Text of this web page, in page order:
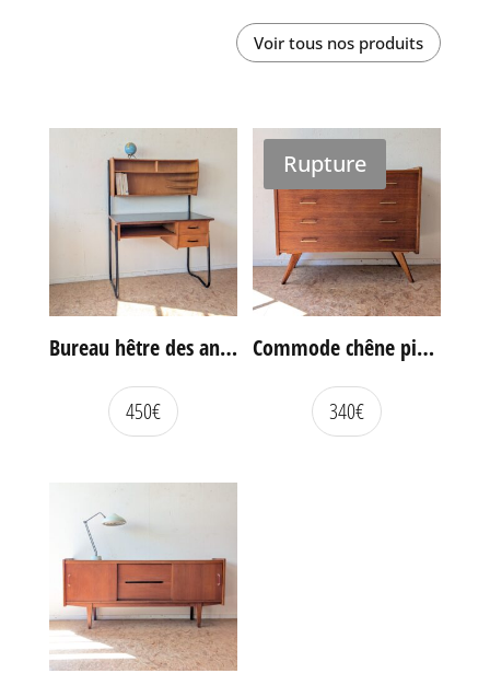
Voir tous nos produits
Bureau hêtre des années 60
450€
Rupture
Commode chêne pieds compas vintage
340€